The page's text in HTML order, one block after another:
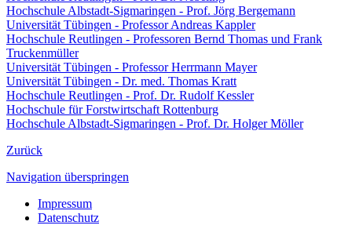
Hochschule Albstadt-Sigmaringen - Prof. Jörg Bergemann
Universität Tübingen - Professor Andreas Kappler
Hochschule Reutlingen - Professoren Bernd Thomas und Frank
Truckenmüller
Universität Tübingen - Professor Herrmann Mayer
Universität Tübingen - Dr. med. Thomas Kratt
Hochschule Reutlingen - Prof. Dr. Rudolf Kessler
Hochschule für Forstwirtschaft Rottenburg
Hochschule Albstadt-Sigmaringen - Prof. Dr. Holger Möller
Zurück
Navigation überspringen
Impressum
Datenschutz